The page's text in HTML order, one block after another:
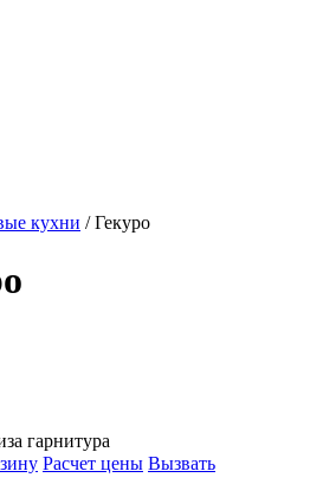
кухни / Гекуро
гарнитура
Расчет цены Вызвать